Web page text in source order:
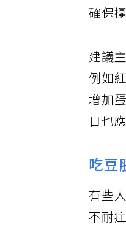
確保
建議
例如
增加
日也
吃豆
有些
不耐